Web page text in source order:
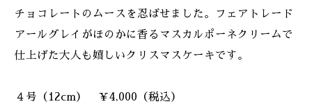
チョコレートのムースを忍ばせました。フェアトレード
アールグレイがほのかに香るマスカルポーネクリームで
仕上げた大人も嬉しいクリスマスケーキです。
４号（12cm） ￥4,000（税込）